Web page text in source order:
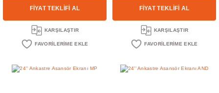
FİYAT TEKLİFİ AL
KARŞILAŞTIR
FİYAT TEKLİFİ AL
KARŞILAŞTIR